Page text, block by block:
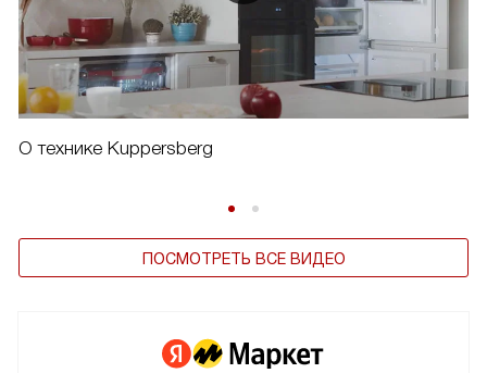
О технике Kuppersberg
ПОСМОТРЕТЬ ВСЕ ВИДЕО